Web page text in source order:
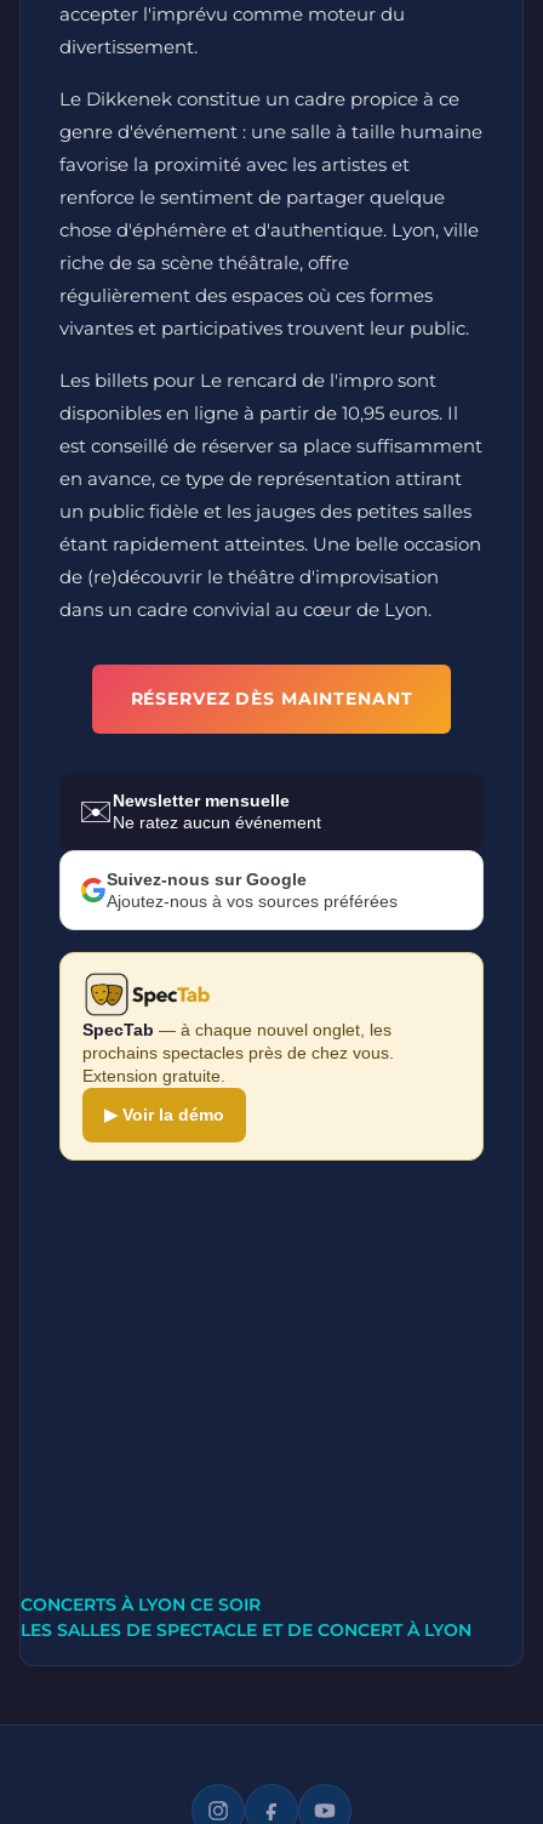
accepter l'imprévu comme moteur du
divertissement.
Le Dikkenek constitue un cadre propice à ce
genre d'événement : une salle à taille humaine
favorise la proximité avec les artistes et
renforce le sentiment de partager quelque
chose d'éphémère et d'authentique. Lyon, ville
riche de sa scène théâtrale, offre
régulièrement des espaces où ces formes
vivantes et participatives trouvent leur public.
Les billets pour Le rencard de l'impro sont
disponibles en ligne à partir de 10,95 euros. Il
est conseillé de réserver sa place suffisamment
en avance, ce type de représentation attirant
un public fidèle et les jauges des petites salles
étant rapidement atteintes. Une belle occasion
de (re)découvrir le théâtre d'improvisation
dans un cadre convivial au cœur de Lyon.
RÉSERVEZ DÈS MAINTENANT
✉️Newsletter mensuelle
Ne ratez aucun événement
Suivez-nous sur Google
Ajoutez-nous à vos sources préférées
SpecTab — à chaque nouvel onglet, les
prochains spectacles près de chez vous.
Extension gratuite.
▶ Voir la démo
CONCERTS À LYON CE SOIR
LES SALLES DE SPECTACLE ET DE CONCERT À LYON